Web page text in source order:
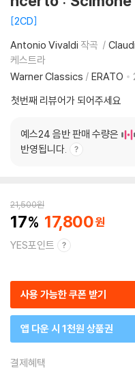
2CD
Antonio Vivaldi 작곡
케스트라
Warner Classics / ERATO
첫번째 리뷰어가 되어주세요
예스24 음반 판매 수량은
반영됩니다.
21,500원
17 17,800
YES포인트
사용 가능한 쿠폰 받기
앱 다운 시 1천원 상품권
결제혜택